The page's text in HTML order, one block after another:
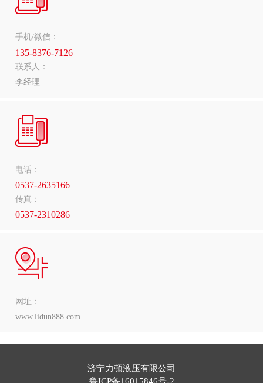
手机/微信：
135-8376-7126
联系人：
李经理
电话：
0537-2635166
传真：
0537-2310286
网址：
www.lidun888.com
济宁力顿液压有限公司